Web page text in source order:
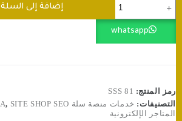
ربط
متجرك
غوغل
Center
🌟
إضافة إلى السلة
whatsapp
رمز المنتج: SSS 81
التصنيفات: خدمات منصة سلة SALLA , SITE SHOP SEO
المتاجر الإلكترونية